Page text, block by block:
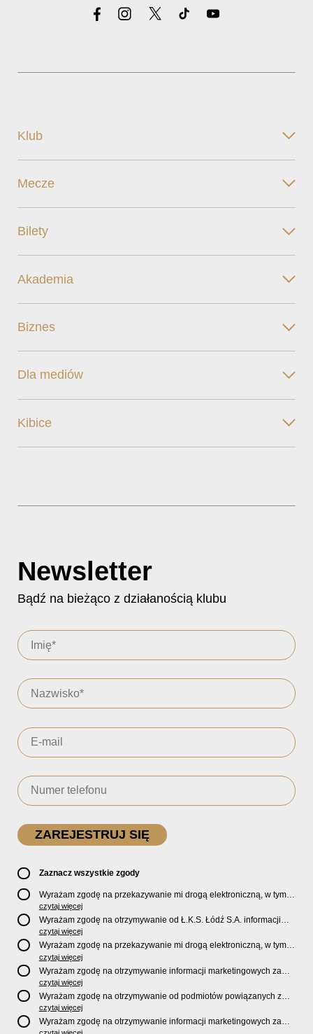
Klub
Mecze
Bilety
Akademia
Biznes
Dla mediów
Kibice
Newsletter
Bądź na bieżąco z działanością klubu
Zaznacz wszystkie zgody
Wyrażam zgodę na przekazywanie mi drogą elektroniczną, w tym
pocztą e-mail, oficjalnego newslettera oraz informacji o zniżkach,
promocjach, nowościach, biletach, karnetach, ofercie sklepu U2
Store oraz serwisu bilety.lkslodz.pl i innych produktach oraz
usługach oferowanych przez Ł.K.S. Łódź S.A.
czytaj więcej
Wyrażam zgodę na otrzymywanie od Ł.K.S. Łódź S.A. informacji
marketingowych dotyczących działalności spółki, ofert, wydarzeń i
produktów za pośrednictwem wiadomości SMS oraz połączeń
telefonicznych.
czytaj więcej
Wyrażam zgodę na przekazywanie mi drogą elektroniczną, w tym
pocztą e-mail, informacji handlowych i marketingowych o
produktach, usługach i działalnościSponsorów i PartnerówŁ.K.S.
Łódź S.A.
czytaj więcej
Wyrażam zgodę na otrzymywanie informacji marketingowych za
pośrednictwem wiadomości SMS oraz połączeń telefonicznych
odSponsorów i PartnerówŁ.K.S. Łódź S.A.
czytaj więcej
Wyrażam zgodę na otrzymywanie od podmiotów powiązanych z
Ł.K.S. Łódź S.A., tj. Fundacji ŁKS oraz Sport Catering sp. z
o.o. informacji marketingowych oraz informacji handlowych o
nowościach, produktach, usługach i działalności drogą
czytaj więcej
Wyrażam zgodę na otrzymywanie informacji marketingowych za